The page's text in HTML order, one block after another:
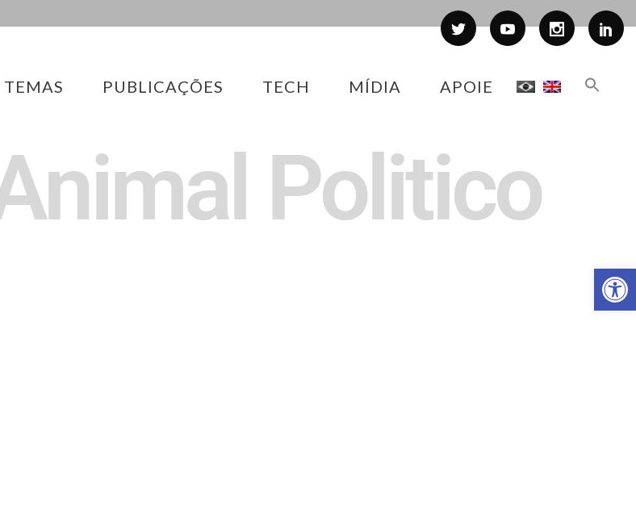
TEMAS PUBLICAÇÕES TECH MÍDIA APOIE
Politico